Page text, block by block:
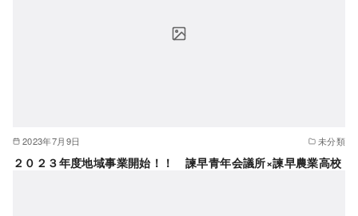
2023年7月9日 未分類
２０２３年度地域事業開始！！ 諫早青年会議所×諫早農業高校